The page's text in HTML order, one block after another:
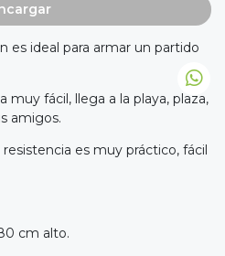
es ideal para armar un partido
muy fácil, llega a la playa, plaza,
amigos.
es muy práctico, fácil
cm alto.